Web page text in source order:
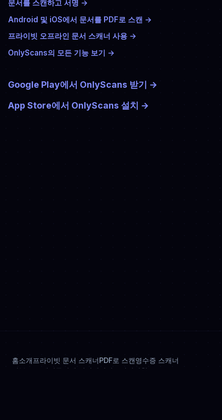
문서를 스캔하고 서명 →
Android 및 iOS에서 문서를 PDF로 스캔 →
프라이빗 오프라인 문서 스캐너 사용 →
OnlyScans의 모든 기능 보기 →
Google Play에서 OnlyScans 받기
→
App Store에서 OnlyScans 설치 →
홈소개 프라이빗 문서 스캐너PDF로 스캔영수증 스캐너
신분증 스캐너
문서에 서명 개인정보처리방침